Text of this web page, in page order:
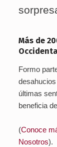
Más de
Formo
últimas
beneficia
(Conoce
Nosotros).